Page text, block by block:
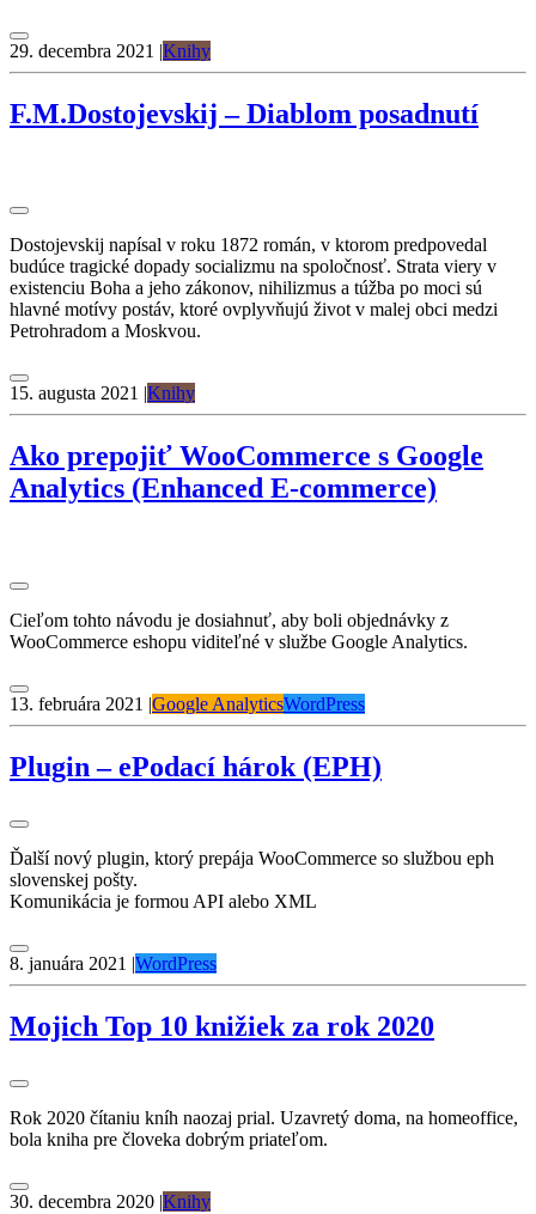
29. decembra 2021 |Knihy
F.M.Dostojevskij – Diablom posadnutí
Dostojevskij napísal v roku 1872 román, v ktorom predpovedal
budúce tragické dopady socializmu na spoločnosť. Strata viery v
existenciu Boha a jeho zákonov, nihilizmus a túžba po moci sú
hlavné motívy postáv, ktoré ovplyvňujú život v malej obci medzi
Petrohradom a Moskvou.
15. augusta 2021 Knihy
Ako prepojiť WooCommerce s Google
Analytics (Enhanced E-commerce)
Cieľom tohto návodu je dosiahnuť, aby boli objednávky z
WooCommerce eshopu viditeľné v službe Google Analytics.
13. februára 2021 |Google AnalyticsWordPress
Plugin – ePodací hárok (EPH)
Ďalší nový plugin, ktorý prepája WooCommerce so službou eph
slovenskej pošty.
Komunikácia je formou API alebo XML
8. januára 2021 |WordPress
Mojich Top 10 knižiek za rok 2020
Rok 2020 čítaniu kníh naozaj prial. Uzavretý doma, na homeoffice,
bola kniha pre človeka dobrým priateľom.
30. decembra 2020 |Knihy